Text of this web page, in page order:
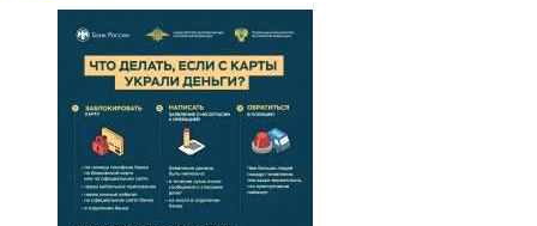
Безопасность
реквизитов
банка
номер
карты:
как
защитить
свои
финансы